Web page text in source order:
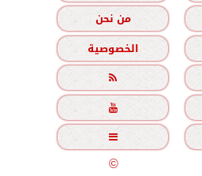
من نحن
الخصوصية



محفوظة©